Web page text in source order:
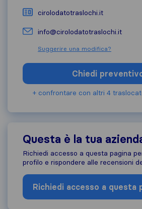
cirolodatotraslochi.it
info@cirolodatotraslochi.it
Suggerire una modifica?
Chiedi
+ confrontare con altri 4
Questa è la tua
Richiedi accesso a questa pagina
profilo e rispondere alle recensioni
Richiedi accesso a questa